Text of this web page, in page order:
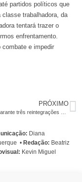
partidos políticos que
trabalhadora, da
tentará trazer o
enfrentamento.
combate e impedir
PRÓXIMO
Diana
• Redação: Beatriz
Kevin Miguel